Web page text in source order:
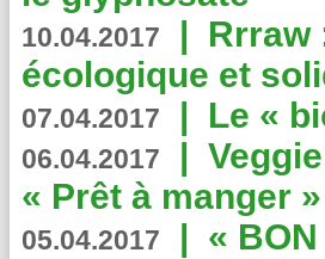
10.04.2017 | Rrraw
écologique et
07.04.2017 | Le «
06.04.2017 |
« Prêt à manger
05.04.2017 | «